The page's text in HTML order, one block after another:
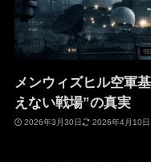
メンウィズヒル空軍
えない戦場”の真実
2026年3月30日 2026年4月10日